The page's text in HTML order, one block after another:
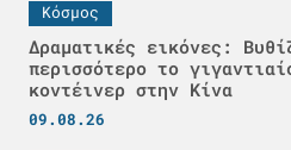
Κόσμος
Δραματικές εικόνες:
περισσότερο το
κοντέινερ στην Κίνα
09.08.26